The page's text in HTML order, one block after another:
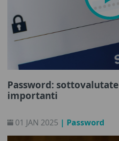
Password:
importanti
01 JAN 2025 | Password